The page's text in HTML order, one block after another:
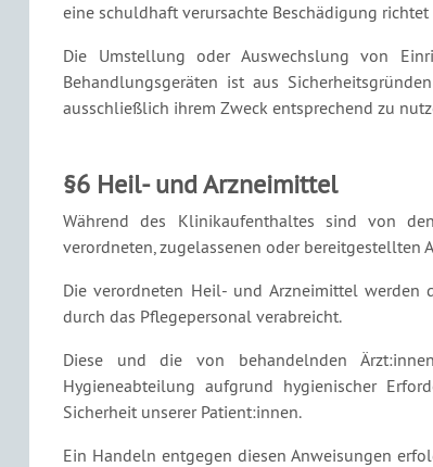
eine schuldhaft verursachte Beschädigung
Die Umstellung oder Auswechslung von
Behandlungsgeräten ist aus
ausschließlich ihrem Zweck entsprechend zu
§6 Heil- und Arzneimittel
Während des Klinikaufenthaltes sind von
verordneten, zugelassenen oder bereitgestellten
Die verordneten Heil- und Arzneimittel werden
durch das Pflegepersonal verabreicht.
Diese und die von behandelnden
Hygieneabteilung aufgrund hygienischer
Sicherheit unserer Patient:innen.
Ein Handeln entgegen diesen Anweisungen